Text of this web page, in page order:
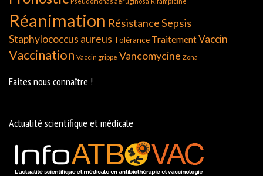
Réanimation RésistanceSepsis
Staphylococcus aureus Tolérance TraitementVaccin
Vaccination Vaccin grippe Vancomycine Zona
Faites nous connaître !
Actualité scientifique et médicale